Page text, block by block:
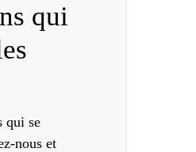
qui
qui se
nous et